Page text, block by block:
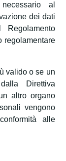
al
dei dati
regolamentare
valido o se un
Direttiva
altro organo
vengono
alle